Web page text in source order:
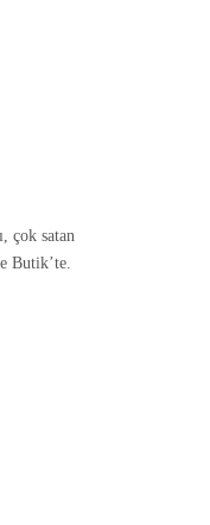
çok satan
Butik’te.